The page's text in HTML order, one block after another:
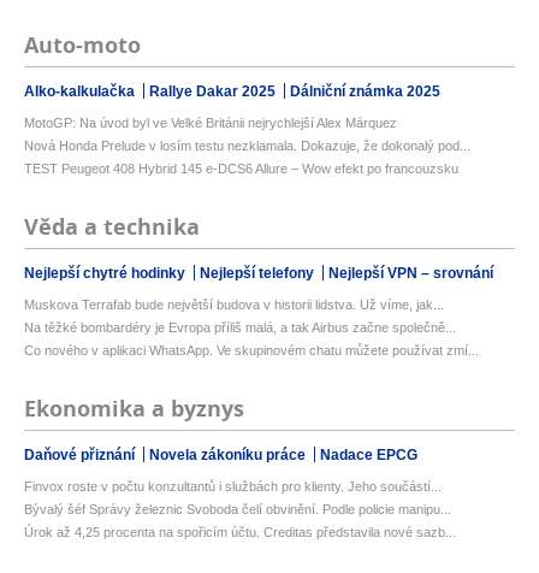
Auto-moto
Alko-kalkulačka Rallye Dakar 2025 Dálniční známka 2025
MotoGP: Na úvod byl ve Velké Británii nejrychlejší Alex Márquez
Nová Honda Prelude v losím testu nezklamala. Dokazuje, že dokonalý pod...
TEST Peugeot 408 Hybrid 145 e-DCS6 Allure – Wow efekt po francouzsku
Věda a technika
Nejlepší chytré hodinky Nejlepší telefony Nejlepší VPN – srovnání
Muskova Terrafab bude největší budova v historii lidstva. Už víme, jak...
Na těžké bombardéry je Evropa příliš malá, a tak Airbus začne společně...
Co nového v aplikaci WhatsApp. Ve skupinovém chatu můžete používat zmí...
Ekonomika a byznys
Daňové přiznání Novela zákoníku práce Nadace EPCG
Finvox roste v počtu konzultantů i službách pro klienty. Jeho součástí...
Bývalý šéf Správy železnic Svoboda čelí obvinění. Podle policie manipu...
Úrok až 4,25 procenta na spořicím účtu. Creditas představila nové sazb...